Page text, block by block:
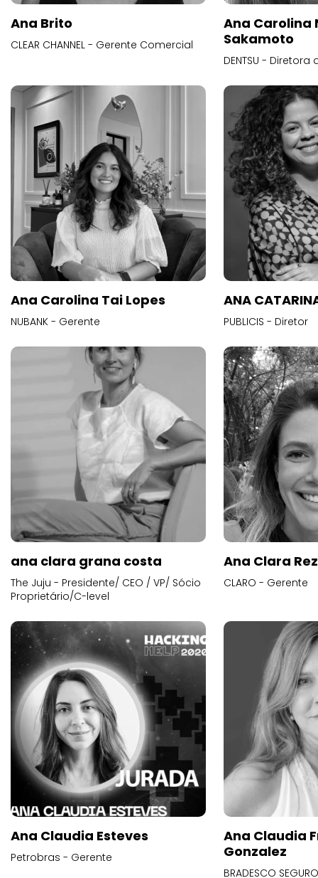
Ana Brito
CLEAR CHANNEL - Gerente Comercial
Ana Carolina
Sakamoto
DENTSU -
Ana Carolina Tai Lopes
NUBANK - Gerente
ANA
PUBLICIS - Diretor
ana clara grana costa
The Juju - Presidente/ CEO / VP/ Sócio
Proprietário/C-level
Ana Clara
CLARO - Gerente
Ana Claudia Esteves
Petrobras - Gerente
Ana Claudia
Gonzalez
BRADESCO